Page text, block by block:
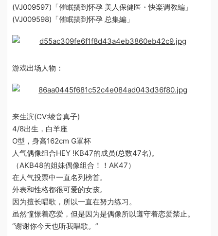
(VJ009597)「催眠搞到怀孕 美人保健医・快楽调教編」
(VJ009598)「催眠搞到怀孕 总集編」
游戏出场人物：
来生滨(CV:绫音真子)
4/8出生，白羊座
O型，身高162cm G罩杯
人气偶像组合HEY !KB47的成员(总数47名)。
（AKB48的姐妹偶像组合！！AK47）
在人气投票中一直名列榜首。
外表和性格都很可爱的女孩。
因为擅长唱歌，所以一直在努力练习。
虽然憧憬着恋爱，但是因为是偶像所以遵守着恋爱禁止。
“谢谢你今天也听我唱歌。”